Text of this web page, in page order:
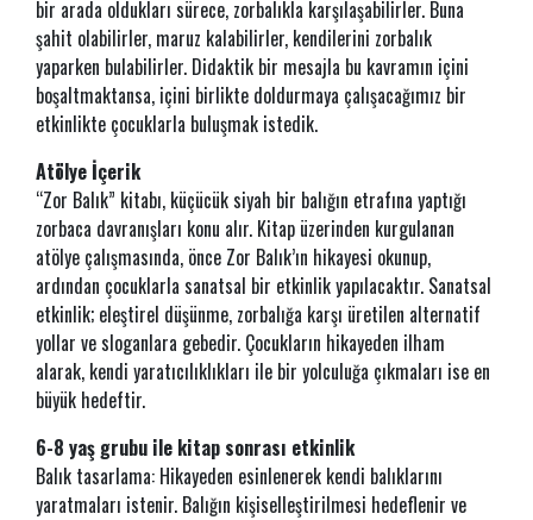
bir arada oldukları sürece, zorbalıkla karşılaşabilirler. Buna
şahit olabilirler, maruz kalabilirler, kendilerini zorbalık
yaparken bulabilirler. Didaktik bir mesajla bu kavramın içini
boşaltmaktansa, içini birlikte doldurmaya çalışacağımız bir
etkinlikte çocuklarla buluşmak istedik.
Atölye İçerik
“Zor Balık” kitabı, küçücük siyah bir balığın etrafına yaptığı
zorbaca davranışları konu alır. Kitap üzerinden kurgulanan
atölye çalışmasında, önce Zor Balık’ın hikayesi okunup,
ardından çocuklarla sanatsal bir etkinlik yapılacaktır. Sanatsal
etkinlik; eleştirel düşünme, zorbalığa karşı üretilen alternatif
yollar ve sloganlara gebedir. Çocukların hikayeden ilham
alarak, kendi yaratıcılıklıkları ile bir yolculuğa çıkmaları ise en
büyük hedeftir.
6-8 yaş grubu ile kitap sonrası etkinlik​
Balık tasarlama: Hikayeden esinlenerek kendi balıklarını
yaratmaları istenir. Balığın kişiselleştirilmesi hedeflenir ve